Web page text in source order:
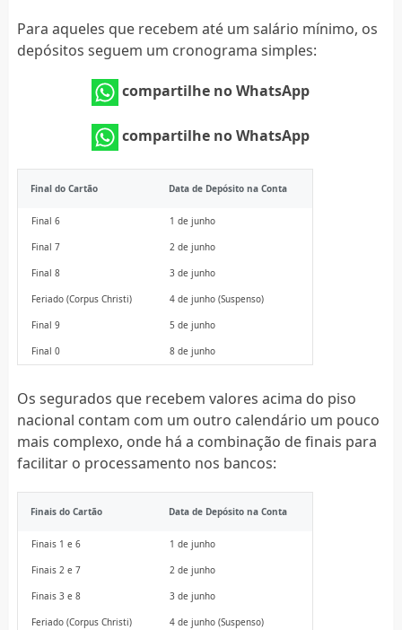
Para aqueles que recebem até um salário mínimo, os
depósitos seguem um cronograma simples:
compartilhe no WhatsApp
compartilhe no WhatsApp
Final do Cartão Data de Depósito na Conta
Final 6 1 de junho
Final 7 2 de junho
Final 8 3 de junho
Feriado (Corpus Christi) 4 de junho (Suspenso)
Final 9 5 de junho
Final 0 8 de junho
Os segurados que recebem valores acima do piso
nacional contam com um outro calendário um pouco
mais complexo, onde há a combinação de finais para
facilitar o processamento nos bancos:
Finais do Cartão Data de Depósito na Conta
Finais 1 e 6 1 de junho
Finais 2 e 7 2 de junho
Finais 3 e 8 3 de junho
Feriado (Corpus Christi) 4 de junho (Suspenso)